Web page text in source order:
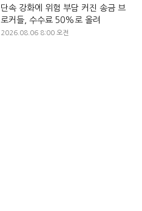
단속 강화에 위험 부담 커진 송금 브
로커들, 수수료 50%로 올려
2026.08.06 8:00 오전